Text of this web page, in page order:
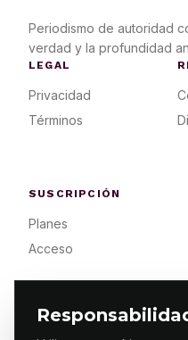
Periodismo de autoridad
verdad y la profundidad
LEGAL
Privacidad
Términos
SUSCRIPCIÓN
Planes
Acceso